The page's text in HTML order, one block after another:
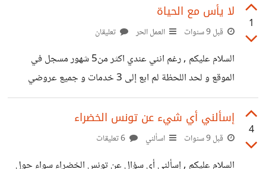
بسيطة و غير حصرية , فهذه من اكبر المشاكل اللتي تواجه
الكاتب المستقل ..
1
لا يأس مع الحياة
قبل 9 سنوات العمل الحر تعليقان
السلام عليكم , رغم انني عندي اكثر من5 شهور مسجل في
الموقع و لحد اللحظة لم ابع إلى 3 خدمات و جميع عروضي
مستبعدة في مستقل رغم انها الأطول و الأفضل و الأقل سعراً ,
إلى أنني مازلت مصمماً على أن أرى نفسي في يوم من الأيام بائع
موثوق و تجري معي الادارة مقابلة , كل ليلة و انا احلم بذلك
4
إسألني أي شيء عن تونس الخضراء
قبل 9 سنوات اسألني